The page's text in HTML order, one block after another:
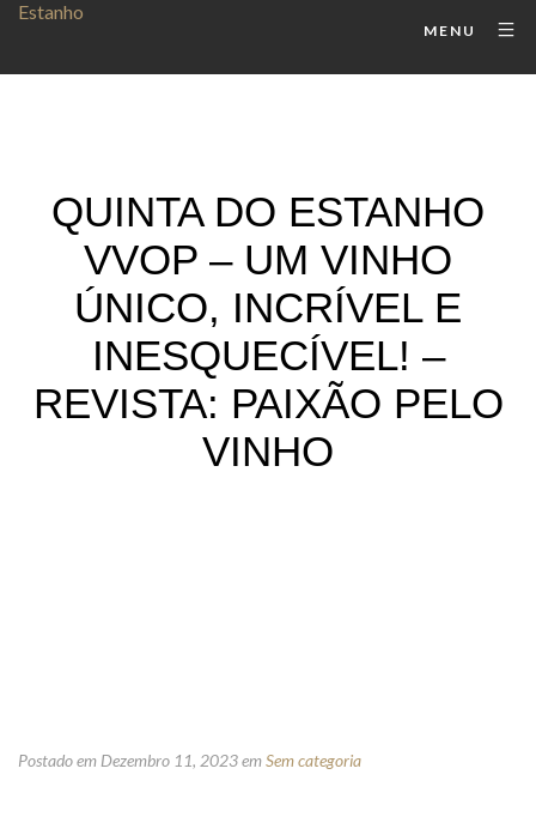
MENU
QUINTA DO ESTANHO
VVOP – UM VINHO
ÚNICO, INCRÍVEL E
INESQUECÍVEL! –
REVISTA: PAIXÃO PELO
VINHO
Postado em Dezembro 11, 2023emSem categoria